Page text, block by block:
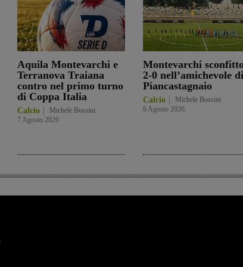
Aquila Montevarchi e
Terranova Traiana
contro nel primo turno
di Coppa Italia
Calcio Michele Bossini
7 Agosto 2026
Montevarchi
2-0 nell’amichevole di
Piancastagnaio
Calcio Michele Bossini
6 Agosto 2026